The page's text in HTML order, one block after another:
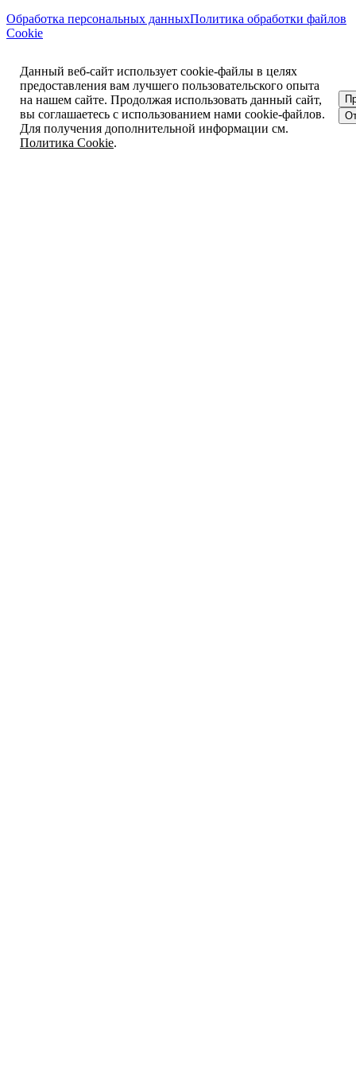
Обработка персональных данныхПолитика обработки файлов
Cookie
Данный веб-сайт использует cookie-файлы в целях
предоставления вам лучшего пользовательского опыта
на нашем сайте. Продолжая использовать данный сайт,
вы соглашаетесь с использованием нами cookie-файлов.
Для получения дополнительной информации см.
Политика Cookie.